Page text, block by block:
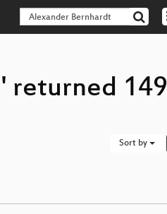
returned 149
Sort by